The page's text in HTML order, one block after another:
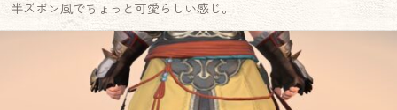
半ズボン風でちょっと可愛らしい感じ。